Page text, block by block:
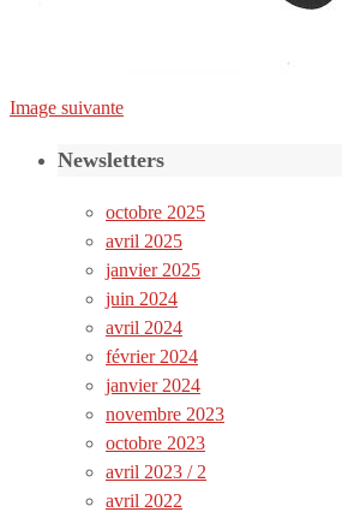
Image suivante
Newsletters
octobre 2025
avril 2025
janvier 2025
juin 2024
avril 2024
février 2024
janvier 2024
novembre 2023
octobre 2023
avril 2023 / 2
avril 2022